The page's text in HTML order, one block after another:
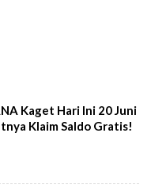
Kaget Hari Ini 20 Juni
Klaim Saldo Gratis!